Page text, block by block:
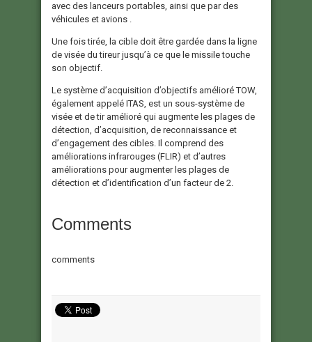
avec des lanceurs portables, ainsi que par des
véhicules et avions .
Une fois tirée, la cible doit être gardée dans la ligne
de visée du tireur jusqu’à ce que le missile touche
son objectif.
Le système d’acquisition d’objectifs amélioré TOW,
également appelé ITAS, est un sous-système de
visée et de tir amélioré qui augmente les plages de
détection, d’acquisition, de reconnaissance et
d’engagement des cibles. Il comprend des
améliorations infrarouges (FLIR) et d’autres
améliorations pour augmenter les plages de
détection et d’identification d’un facteur de 2.
Comments
comments